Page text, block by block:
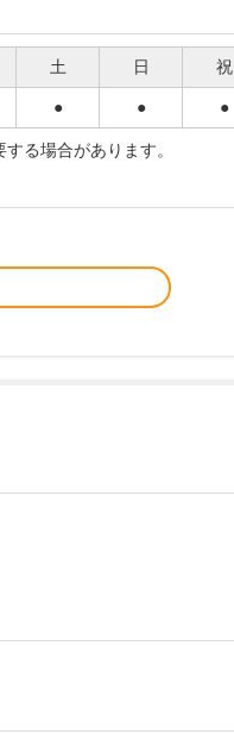
土 日 祝
● ● ●
る場合があります。